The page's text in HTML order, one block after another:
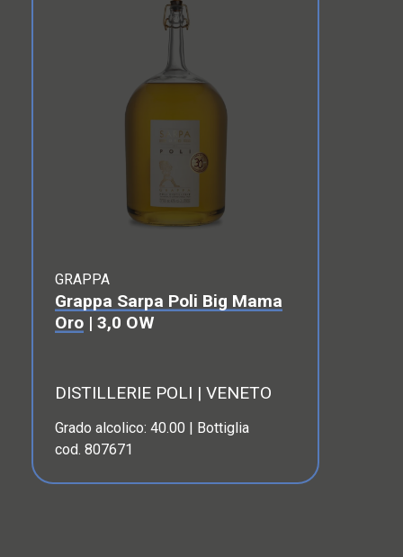
GRAPPA
Grappa Sarpa Poli Big Mama
Oro | 3,0 OW
DISTILLERIE POLI | VENETO
Grado alcolico: 40.00 | Bottiglia
cod. 807671